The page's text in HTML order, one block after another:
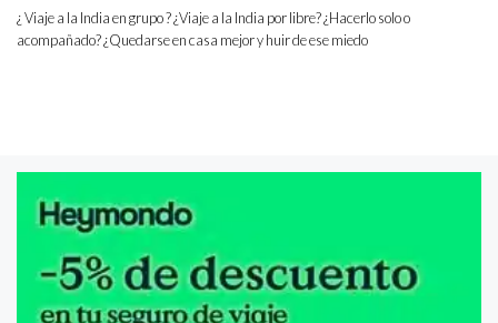
¿ Viaje a la India en grupo ? ¿Viaje a la India por libre? ¿Hacerlo solo o
acompañado? ¿Quedarse en casa mejor y huir de ese miedo